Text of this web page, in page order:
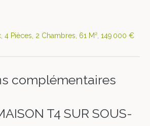
4 Pièces, 2 Chambres, 61 M², 149 000 €
complémentaires
T4 SUR SOUS-